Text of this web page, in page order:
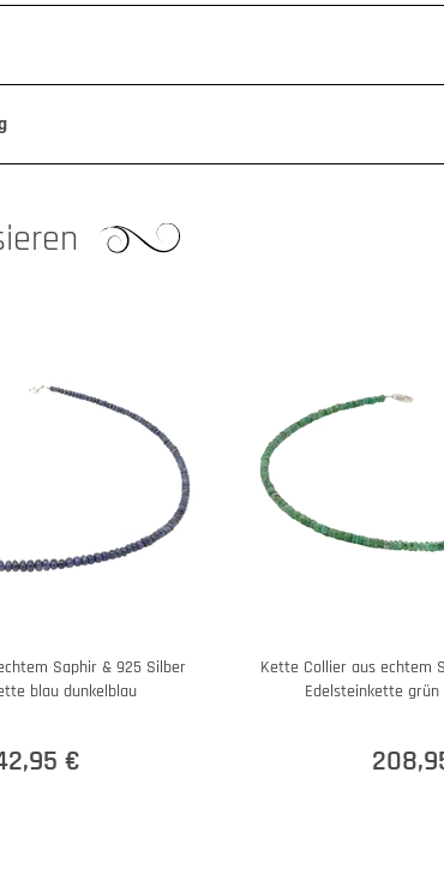
Saphir & 925 Silber
blau dunkelblau
€
Kette Collier aus echtem
Edelsteinkette